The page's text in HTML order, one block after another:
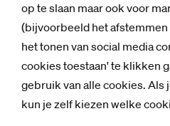
op te slaan maar ook voor
(bijvoorbeeld het
het tonen van social media
cookies toestaan' te klikken
gebruik van alle cookies.
kun je zelf kiezen welke
Achtergrond
Work­shop